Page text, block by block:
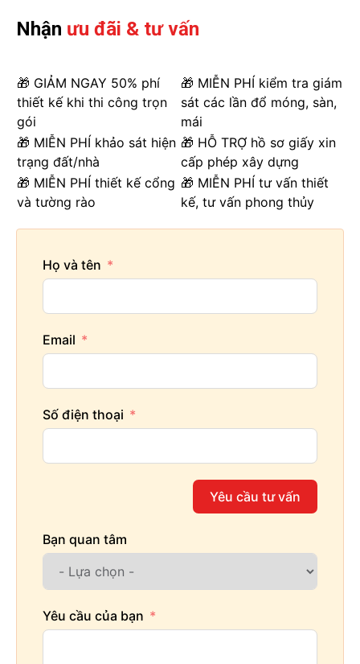
Nhận ưu đãi & tư vấn
🎁 GIẢM NGAY 50% phí
thiết kế khi thi công trọn
gói
🎁 MIỄN PHÍ kiểm tra giám
sát các lần đổ móng, sàn,
mái
🎁 MIỄN PHÍ khảo sát hiện
trạng đất/nhà
🎁 HỖ TRỢ hồ sơ giấy xin
cấp phép xây dựng
🎁 MIỄN PHÍ thiết kế cổng
và tường rào
🎁 MIỄN PHÍ tư vấn thiết
kế, tư vấn phong thủy
Họ và tên
Email
Số điện thoại
Yêu cầu tư vấn
Bạn quan tâm
Yêu cầu của bạn